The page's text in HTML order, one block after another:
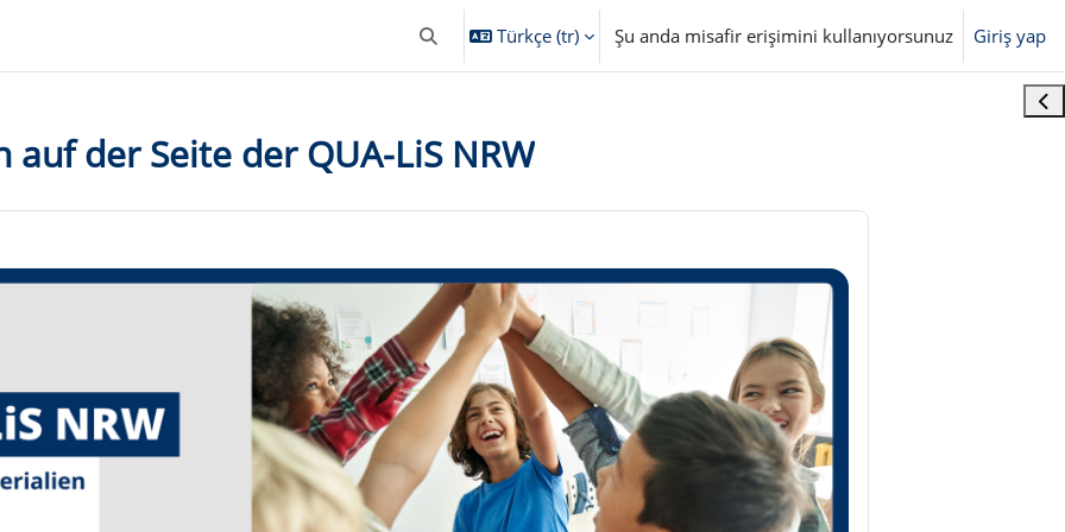
Arama girişini değiştir
Türkçe ‎(tr)‎ Şu anda misafir erişimini kullanıyorsunuz Giriş yap
der Seite der QUA-LiS NRW